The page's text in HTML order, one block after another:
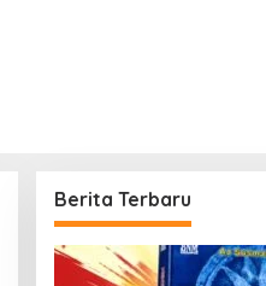
Berita Terbaru